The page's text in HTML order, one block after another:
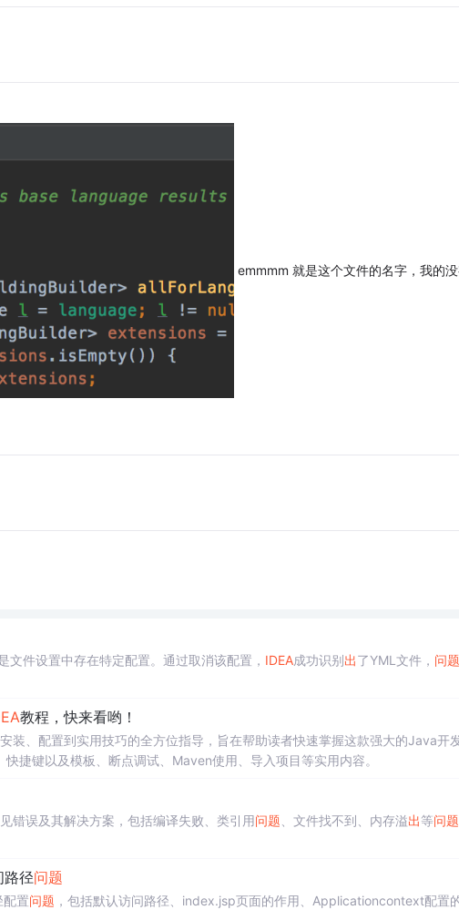
emmmm 就是这个文件的名字，我的
文件设置中存在特定配置。通过取消该配置， IDEA成功识别出了YML文件， 问题
教程，快来看哟！
装、配置到实用技巧的全方位指导，旨在帮助读者快速掌握这款强大的Java开
捷键以及模板、断点调试、Maven使用、导入项目等实用内容。
错误及其解决方案，包括编译失败、类引用问题 、文件找不到、内存溢出等问题
路径问题
置问题 ，包括默认访问路径、index.jsp页面的作用、Applicationcontext配置